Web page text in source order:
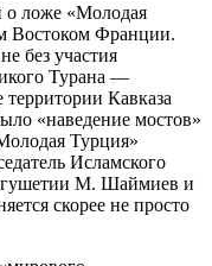
о ложе «Молодая
Востоком Франции.
без участия
Турана —
Кавказа
«наведение мостов»
Турция»
Исламского
М. Шаймиев и
скорее не просто